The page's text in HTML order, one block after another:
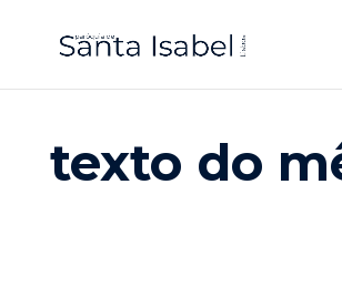
texto do